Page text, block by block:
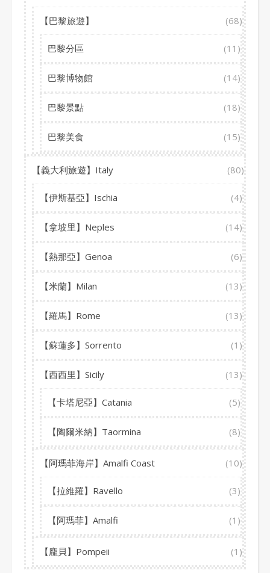
【巴黎旅遊】 (68)
巴黎分區 (11)
巴黎博物館 (14)
巴黎景點 (18)
巴黎美食 (15)
【義大利旅遊】Italy (80)
【伊斯基亞】Ischia (4)
【拿坡里】Neples (14)
【熱那亞】Genoa (6)
【米蘭】Milan (13)
【羅馬】Rome (13)
【蘇蓮多】Sorrento (1)
【西西里】Sicily (13)
【卡塔尼亞】Catania (5)
【陶爾米納】Taormina (8)
【阿瑪菲海岸】Amalfi Coast (10)
【拉維羅】Ravello (3)
【阿瑪菲】Amalfi (1)
【龐貝】Pompeii (1)